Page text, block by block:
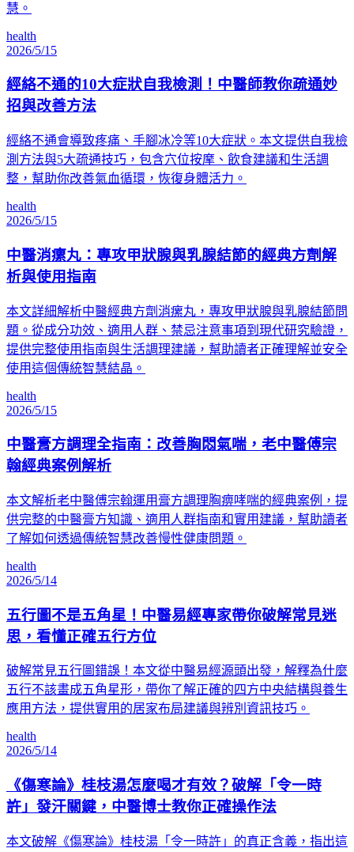
慧。
health
2026/5/15
經絡不通的10大症狀自我檢測！中醫師教你疏通妙
招與改善方法
經絡不通會導致疼痛、手腳冰冷等10大症狀。本文提供自我檢
測方法與5大疏通技巧，包含穴位按摩、飲食建議和生活調
整，幫助你改善氣血循環，恢復身體活力。
health
2026/5/15
中醫消瘰丸：專攻甲狀腺與乳腺結節的經典方劑解
析與使用指南
本文詳細解析中醫經典方劑消瘰丸，專攻甲狀腺與乳腺結節問
題。從成分功效、適用人群、禁忌注意事項到現代研究驗證，
提供完整使用指南與生活調理建議，幫助讀者正確理解並安全
使用這個傳統智慧結晶。
health
2026/5/15
中醫膏方調理全指南：改善胸悶氣喘，老中醫傅宗
翰經典案例解析
本文解析老中醫傅宗翰運用膏方調理胸痹哮喘的經典案例，提
供完整的中醫膏方知識、適用人群指南和實用建議，幫助讀者
了解如何透過傳統智慧改善慢性健康問題。
health
2026/5/14
五行圖不是五角星！中醫易經專家帶你破解常見迷
思，看懂正確五行方位
破解常見五行圖錯誤！本文從中醫易經源頭出發，解釋為什麼
五行不該畫成五角星形，帶你了解正確的四方中央結構與養生
應用方法，提供實用的居家布局建議與辨別資訊技巧。
health
2026/5/14
《傷寒論》桂枝湯怎麼喝才有效？破解「令一時
許」發汗關鍵，中醫博士教你正確操作法
本文破解《傷寒論》桂枝湯「令一時許」的真正含義，指出這